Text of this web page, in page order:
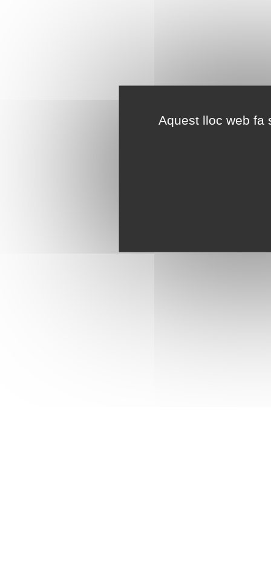
Aquest lloc web fa